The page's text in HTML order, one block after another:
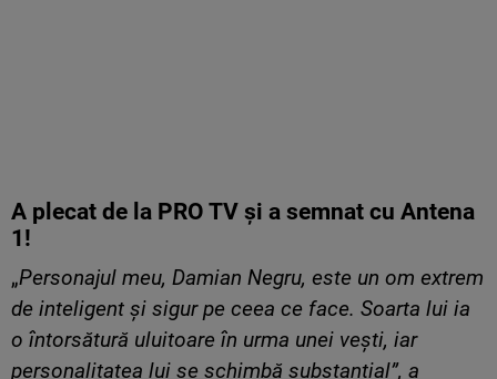
A plecat de la PRO TV și a semnat cu Antena
1!
„Personajul meu, Damian Negru, este un om extrem
de inteligent și sigur pe ceea ce face. Soarta lui ia
o întorsătură uluitoare în urma unei vești, iar
personalitatea lui se schimbă substanțial”, a